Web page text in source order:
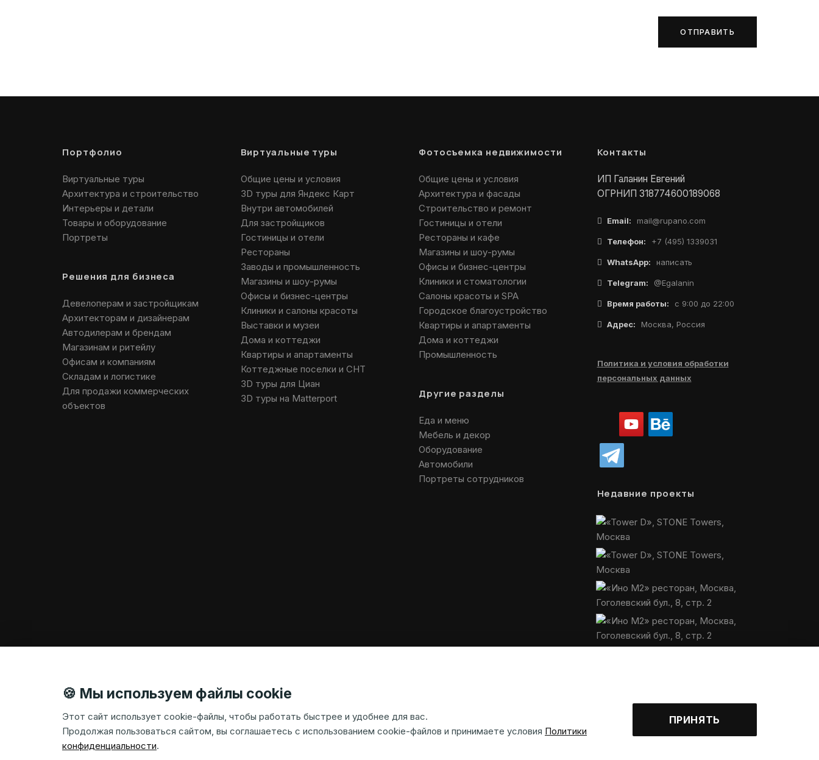
ОТПРАВИТЬ
Портфолио
Виртуальные туры
Архитектура и строительство
Интерьеры и детали
Товары и оборудование
Портреты
Решения для бизнеса
Девелоперам и застройщикам
Архитекторам и дизайнерам
Автодилерам и брендам
Магазинам и ритейлу
Офисам и компаниям
Складам и логистике
Для продажи коммерческих
объектов
Виртуальные туры
Общие цены и условия
3D туры для Яндекс Карт
Внутри автомобилей
Для застройщиков
Гостиницы и отели
Рестораны
Заводы и промышленность
Магазины и шоу-румы
Офисы и бизнес-центры
Клиники и салоны красоты
Выставки и музеи
Дома и коттеджи
Квартиры и апартаменты
Коттеджные поселки и СНТ
3D туры для Циан
3D туры на Matterport
Фотосъемка недвижимости
Общие цены и условия
Архитектура и фасады
Строительство и ремонт
Гостиницы и отели
Рестораны и кафе
Магазины и шоу-румы
Офисы и бизнес-центры
Клиники и стоматологии
Салоны красоты и SPA
Городское благоустройство
Квартиры и апартаменты
Дома и коттеджи
Промышленность
Другие разделы
Еда и меню
Мебель и декор
Оборудование
Автомобили
Портреты сотрудников
Контакты
ИП Галанин Евгений
ОГРНИП 318774600189068
Email: mail@rupano.com
Телефон: +7 (495) 1339031
WhatsApp: написать
Telegram: @Egalanin
Время работы: с 9:00 до 22:00
Адрес: Москва, Россия
Политика и условия обработки
персональных данных
Недавние проекты
🍪 Мы используем файлы cookie
Этот сайт использует cookie-файлы, чтобы работать быстрее и удобнее для вас.
Продолжая пользоваться сайтом, вы соглашаетесь с использованием cookie-файлов и принимаете условия Политики
конфиденциальности.
ПРИНЯТЬ